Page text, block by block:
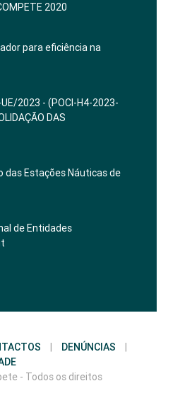
2020
para eficiência na
2023 - (POCI-H4-2023-
DAS
das Estações Náuticas de
de Entidades
| DENÚNCIAS
|
- Todos os direitos